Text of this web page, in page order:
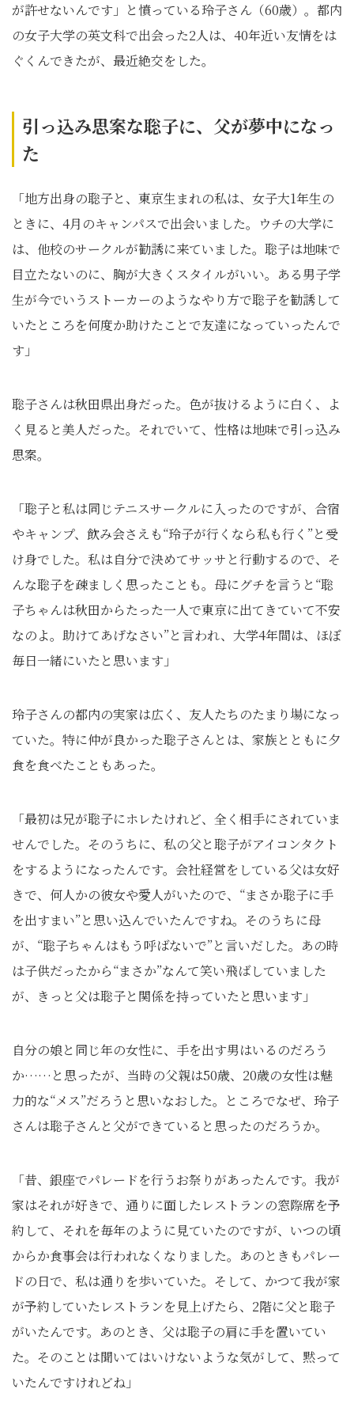
が許せないんです」と憤っている玲子さん（60歳）。都内
の女子大学の英文科で出会った2人は、40年近い友情をは
ぐくんできたが、最近絶交をした。
引っ込み思案な聡子に、父が夢中になっ
た
「地方出身の聡子と、東京生まれの私は、女子大1年生の
ときに、4月のキャンパスで出会いました。ウチの大学に
は、他校のサークルが勧誘に来ていました。聡子は地味で
目立たないのに、胸が大きくスタイルがいい。ある男子学
生が今でいうストーカーのようなやり方で聡子を勧誘して
いたところを何度か助けたことで友達になっていったんで
す」
聡子さんは秋田県出身だった。色が抜けるように白く、よ
く見ると美人だった。それでいて、性格は地味で引っ込み
思案。
「聡子と私は同じテニスサークルに入ったのですが、合宿
やキャンプ、飲み会さえも“玲子が行くなら私も行く”と受
け身でした。私は自分で決めてサッサと行動するので、そ
んな聡子を疎ましく思ったことも。母にグチを言うと“聡
子ちゃんは秋田からたった一人で東京に出てきていて不安
なのよ。助けてあげなさい”と言われ、大学4年間は、ほぼ
毎日一緒にいたと思います」
玲子さんの都内の実家は広く、友人たちのたまり場になっ
ていた。特に仲が良かった聡子さんとは、家族とともに夕
食を食べたこともあった。
「最初は兄が聡子にホレたけれど、全く相手にされていま
せんでした。そのうちに、私の父と聡子がアイコンタクト
をするようになったんです。会社経営をしている父は女好
きで、何人かの彼女や愛人がいたので、“まさか聡子に手
を出すまい”と思い込んでいたんですね。そのうちに母
が、“聡子ちゃんはもう呼ばないで”と言いだした。あの時
は子供だったから“まさか”なんて笑い飛ばしていました
が、きっと父は聡子と関係を持っていたと思います」
自分の娘と同じ年の女性に、手を出す男はいるのだろう
か……と思ったが、当時の父親は50歳、20歳の女性は魅
力的な“メス”だろうと思いなおした。ところでなぜ、玲子
さんは聡子さんと父ができていると思ったのだろうか。
「昔、銀座でパレードを行うお祭りがあったんです。我が
家はそれが好きで、通りに面したレストランの窓際席を予
約して、それを毎年のように見ていたのですが、いつの頃
からか食事会は行われなくなりました。あのときもパレー
ドの日で、私は通りを歩いていた。そして、かつて我が家
が予約していたレストランを見上げたら、2階に父と聡子
がいたんです。あのとき、父は聡子の肩に手を置いてい
た。そのことは聞いてはいけないような気がして、黙って
いたんですけれどね」